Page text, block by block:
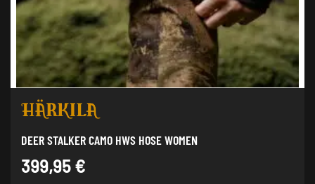
auf
der
Produktseite
gewählt
werden
DEER STALKER CAMO HWS HOSE WOMEN
399,95 €